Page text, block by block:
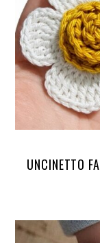
UNCINETTO